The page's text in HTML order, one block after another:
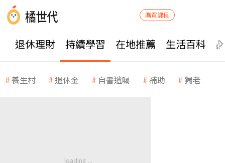
購買課程
退休理財 持續學習 在地推薦 生活百科
養生村 退休金 自書遺囑 補助 獨老